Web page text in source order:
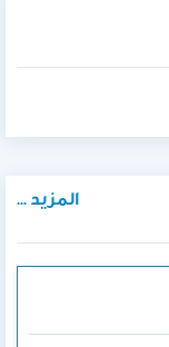
المزيد ...